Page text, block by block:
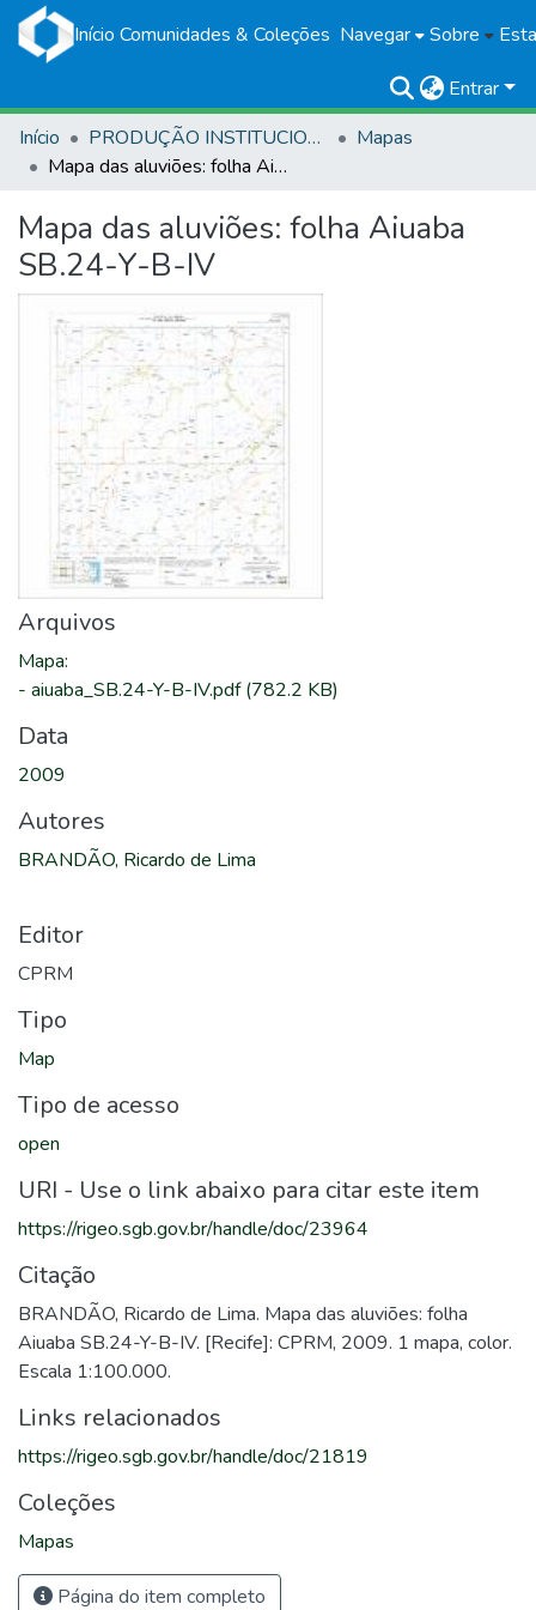
Início Comunidades & Coleções Navegar Sobre
Entrar
Início
PRODUÇÃO INSTITUCIONAL
Mapas
Mapa das aluviões: folha Aiuaba SB.24-Y-B-IV
Mapa das aluviões: folha Aiuaba
SB.24-Y-B-IV
Arquivos
Mapa:
- aiuaba_SB.24-Y-B-IV.pdf(782.2 KB)
Data
2009
Autores
BRANDÃO, Ricardo de Lima
Editor
CPRM
Tipo
Map
Tipo de acesso
open
URI - Use o link abaixo para citar este item
https://rigeo.sgb.gov.br/handle/doc/23964
Citação
BRANDÃO, Ricardo de Lima. Mapa das aluviões: folha
Aiuaba SB.24-Y-B-IV. [Recife]: CPRM, 2009. 1 mapa, color.
Escala 1:100.000.
Links relacionados
https://rigeo.sgb.gov.br/handle/doc/21819
Coleções
Mapas
Página do item completo